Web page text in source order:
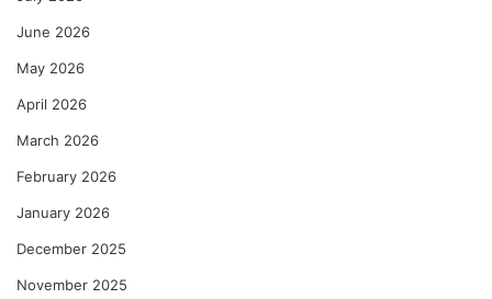
June 2026
May 2026
April 2026
March 2026
February 2026
January 2026
December 2025
November 2025